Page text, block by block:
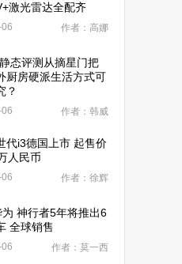
激光雷达全配齐
作者：高娜
态评测从摘星门把
厨房硬派生活方式可
？
作者：韩威
代i3德国上市 起售价
人民币
作者：徐辉
为 神行者5年将推出6
全球销售
作者：莫一西